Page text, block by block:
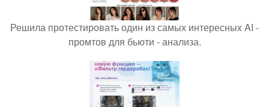
Решила протестировать один из самых интересных AI -
промтов для бьюти - анализа.